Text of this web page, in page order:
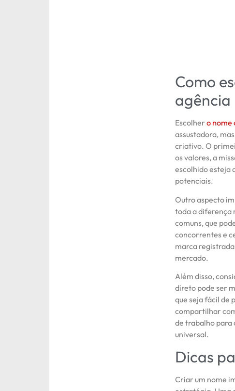
Como
agência
Escolher o nome
assustadora,
criativo. O
os valores, a
escolhido esteja
potenciais.
Outro aspecto
toda a diferença
comuns, que
concorrentes e
marca
mercado.
Além disso,
direto pode ser
que seja fácil de
compartilhar
de trabalho para
universal.
Dicas
Criar um nome